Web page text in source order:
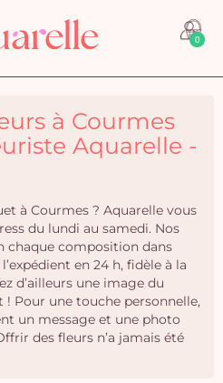
0
à Courmes
Aquarelle -
à Courmes ? Aquarelle vous
du lundi au samedi. Nos
chaque composition dans
en 24 h, fidèle à la
d’ailleurs une image du
Pour une touche personnelle,
un message et une photo
des fleurs n’a jamais été